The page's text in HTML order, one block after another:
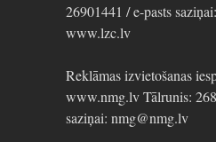
26901441 / e-pasts
www.lzc.lv
Reklāmas izvietošanas
www.nmg.lv Tālrunis:
saziņai: nmg@nmg.lv